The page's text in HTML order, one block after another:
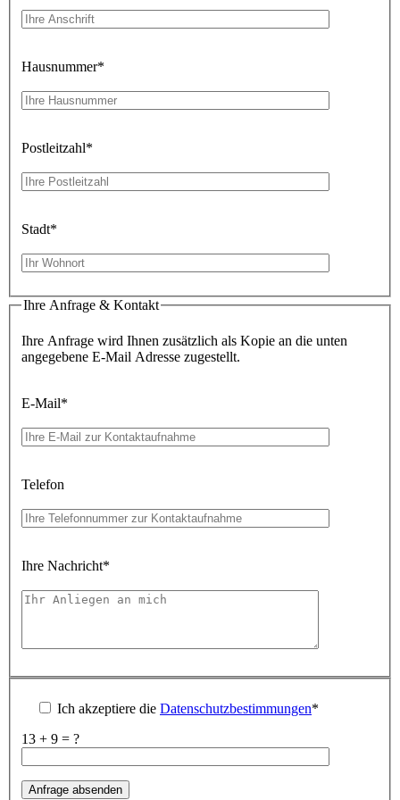
Hausnummer*
Postleitzahl*
Stadt*
Ihre Anfrage & Kontakt
Ihre Anfrage wird Ihnen zusätzlich als Kopie an die unten
angegebene E-Mail Adresse zugestellt.
E-Mail*
Telefon
Ihre Nachricht*
Ich akzeptiere die Datenschutzbestimmungen*
13 + 9 = ?